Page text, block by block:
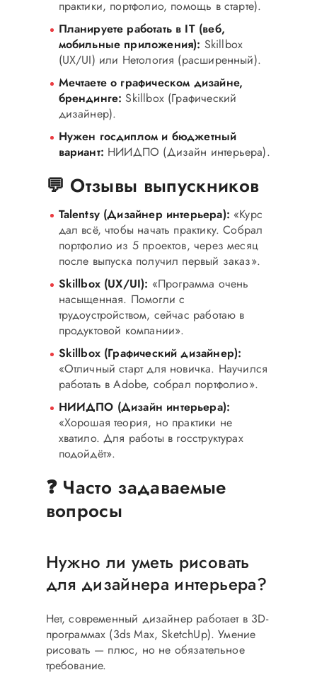
практики, портфолио, помощь в старте).
Планируете работать в IT (веб,
мобильные приложения): Skillbox
(UX/UI) или Нетология (расширенный).
Мечтаете о графическом дизайне,
брендинге: Skillbox (Графический
дизайнер).
Нужен госдиплом и бюджетный
вариант: НИИДПО (Дизайн интерьера).
💬 Отзывы выпускников
Talentsy (Дизайнер интерьера): «Курс
дал всё, чтобы начать практику. Собрал
портфолио из 5 проектов, через месяц
после выпуска получил первый заказ».
Skillbox (UX/UI): «Программа очень
насыщенная. Помогли с
трудоустройством, сейчас работаю в
продуктовой компании».
Skillbox (Графический дизайнер):
«Отличный старт для новичка. Научился
работать в Adobe, собрал портфолио».
НИИДПО (Дизайн интерьера):
«Хорошая теория, но практики не
хватило. Для работы в госструктурах
подойдёт».
❓ Часто задаваемые
вопросы
Нужно ли уметь рисовать
для дизайнера интерьера?
Нет, современный дизайнер работает в 3D-
программах (3ds Max, SketchUp). Умение
рисовать — плюс, но не обязательное
требование.